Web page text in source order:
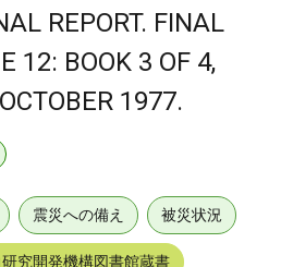
REPORT. FINAL
12: BOOK 3 OF 4,
1977.
震災への備え 被災状況
究開発機構図書館蔵書